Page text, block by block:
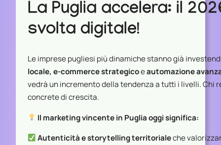
La Puglia accelera: il
svolta digitale!
Le imprese pugliesi più dinamiche stanno già
locale, e-commerce strategicoeautomazione
vedrà un incremento della tendenza a tutti i livelli.
concrete di crescita.
Il marketing vincente in Puglia oggi significa:
Autenticità e storytelling territorialeche